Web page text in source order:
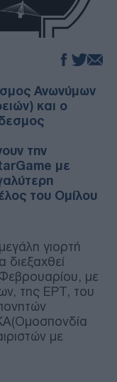
Ανωνύμων
και ο
την
με
του Ομίλου
γιορτή
διεξαχθεί
με
της ΕΡΤ, του
με